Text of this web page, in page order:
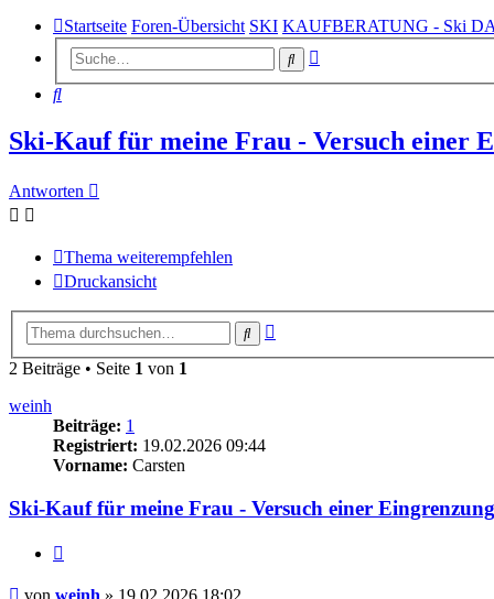
Startseite Foren-Übersicht SKI KAUFBERATUNG - Ski
Suche
Suche
Ski-Kauf für meine Frau - Versuch einer
Antworten
Thema weiterempfehlen
Druckansicht
Suche
2 Beiträge • Seite 1 von 1
weinh
Beiträge: 1
Registriert: 19.02.2026 09:44
Vorname: Carsten
Ski-Kauf für meine Frau - Versuch einer Eingrenzung
Beitrag